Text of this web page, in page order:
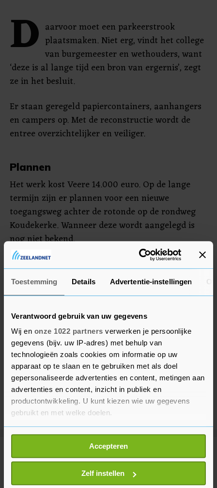
Toestemming Details Advertentie-instellingen
Verantwoord gebruik van uw gegevens
Wij en onze 1022 partners verwerken je persoonlijke
gegevens (bijv. uw IP-adres) met behulp van
technologieën zoals cookies om informatie op uw
apparaat op te slaan en te gebruiken met als doel
gepersonaliseerde advertenties en content, metingen aan
advertenties en content, inzicht in publiek en
productontwikkeling. U kunt kiezen wie uw gegevens
gebruikt en met welke doelen.
Als u het toestaat, willen we ook graag:
Informatie verzamelen over uw geografische
locatie, die tot een paar meter nauwkeurig kan zijn
Uw apparaat identificeren door het actief te
scannen op specifieke eigenschappen (fingerprinting)
Accepteren
Zelf instellen
D aarvoor moet een parkeerstrook
plaatsmaken. Niet erg, vindt het college
van burgemeester en wethouders, want
‘deze is al lange tijd een bron van ergernis’, zegt
ze in het besluit.
Er staan geregeld papiercontainers, aanhangers
en campers op. Met de reconstructie wordt de
entree overzichtelijker en veiliger.
Plannen
Het werk kost Veere 14.000 euro. Op de lange
termijn zijn er plannen voor een nieuwe
toegangsweg achter de rotonde op de rondweg
Koudekerke. Wanneer deze wordt aangelegd is
nog niet bekend.
Meer uit Middelburg